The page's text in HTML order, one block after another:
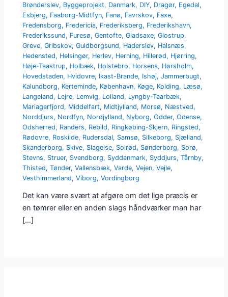
Brønderslev, Byggeprojekt, Danmark, DIY, Dragør, Egedal,
Esbjerg, Faaborg-Midtfyn, Fanø, Favrskov, Faxe,
Fredensborg, Fredericia, Frederiksberg, Frederikshavn,
Frederikssund, Furesø,Gentofte,Gladsaxe,Glostrup,
Greve,Gribskov,Guldborgsund, Haderslev, Halsnæs,
Hedensted, Helsingør, Herlev, Herning, Hillerød, Hjørring,
Høje-Taastrup, Holbæk, Holstebro, Horsens, Hørsholm,
Hovedstaden, Hvidovre, Ikast-Brande, Ishøj,Jammerbugt,
Kalundborg, Kerteminde, København, Køge, Kolding, Læsø,
Langeland, Lejre, Lemvig, Lolland, Lyngby-Taarbæk,
Mariagerfjord, Middelfart, Midtjylland, Morsø, Næstved,
Norddjurs, Nordfyn, Nordjylland, Nyborg,Odder,Odense,
Odsherred, Randers, Rebild, Ringkøbing-Skjern, Ringsted,
Rødovre, Roskilde, Rudersdal, Samsø, Silkeborg, Sjælland,
Skanderborg, Skive, Slagelse, Solrød, Sønderborg, Sorø,
Stevns, Struer, Svendborg, Syddanmark, Syddjurs,Tårnby,
Thisted,Tønder,Vallensbæk,Varde,Vejen,Vejle,
Vesthimmerland,Viborg,Vordingborg
Det kan være svært at afgøre om det lige præcis er
en tømrer eller en anden slags håndværker man har
[…]